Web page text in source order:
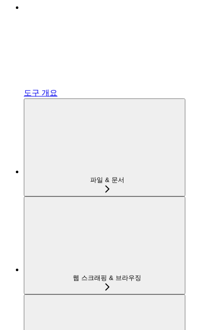
도구 개요
파일 & 문서
웹 스크래핑 & 브라우징